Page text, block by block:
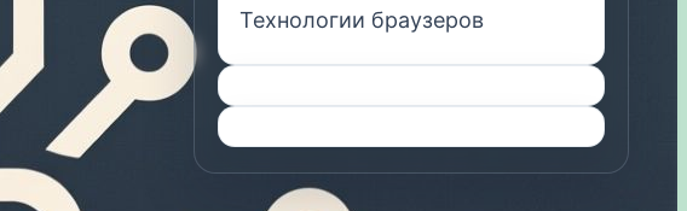
Технологии браузеров